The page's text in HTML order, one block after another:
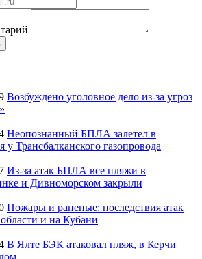
Возбуждено уголовное дело из-за угроз
Неопознанный БПЛА залетел в
у Трансбалканского газопровода
Из-за атак БПЛА все пляжи в
и Дивноморском закрыли
Пожары и раненые: последствия атак
и на Кубани
В Ялте БЭК атаковал пляж, в Керчи